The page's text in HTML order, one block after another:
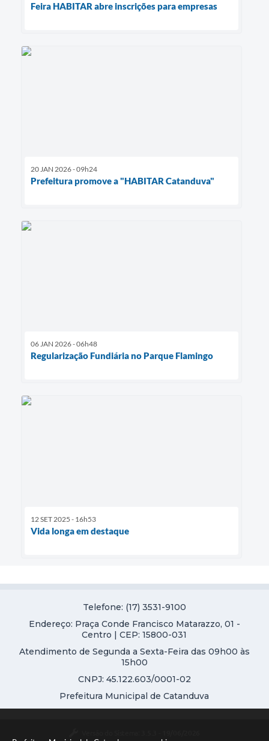
Feira HABITAR abre inscrições para empresas
20 JAN 2026 - 09h24
Prefeitura promove a "HABITAR Catanduva"
06 JAN 2026 - 06h48
Regularização Fundiária no Parque Flamingo
12 SET 2025 - 16h53
Vida longa em destaque
Telefone: (17) 3531-9100
Endereço: Praça Conde Francisco Matarazzo, 01 -
Centro | CEP: 15800-031
Atendimento de Segunda a Sexta-Feira das 09h00 às
15h00
CNPJ: 45.122.603/0001-02
Prefeitura Municipal de Catanduva